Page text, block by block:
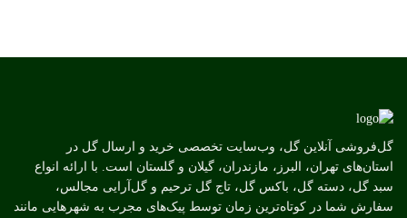
گل‌فروشی آنلاین گل، وب‌سایت تخصصی خرید و ارسال گل در
استان‌های تهران، البرز، مازندران، گیلان و گلستان است. با ارائه انواع
سبد گل، دسته گل، باکس گل، تاج گل ترحیم و گل‌آرایی مجالس،
سفارش شما در کوتاه‌ترین زمان توسط پیک‌های مجرب به شهرهایی مانند